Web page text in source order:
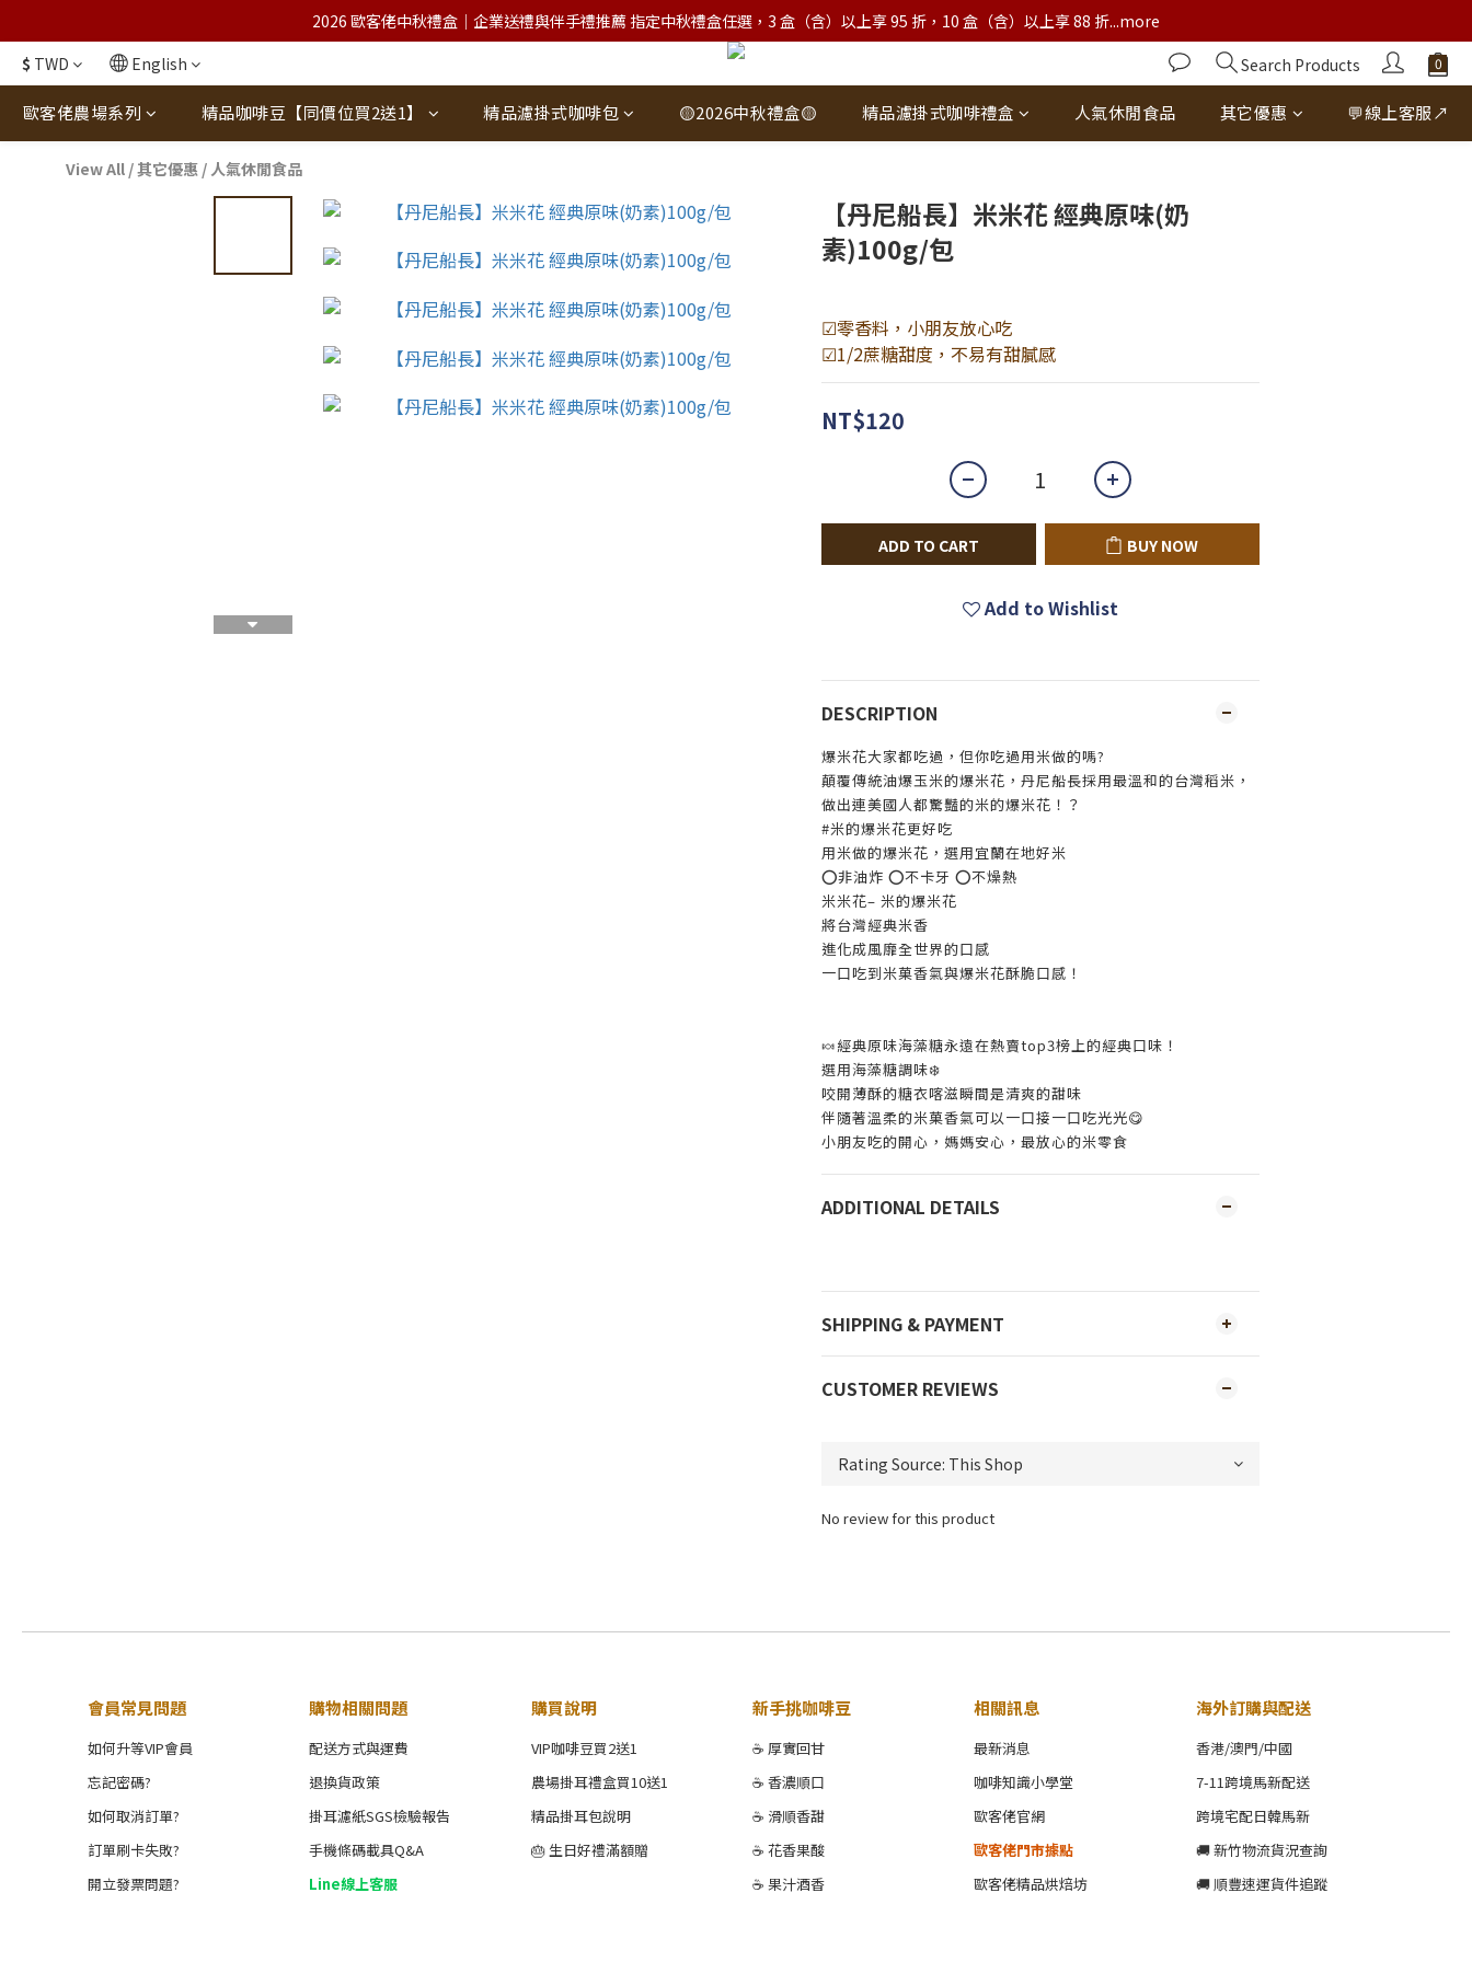
2026 歐客佬中秋禮盒｜企業送禮與伴手禮推薦 指定中秋禮盒任選，3 盒（含）以上享 95 折，10 盒（含）以上享 88 折...more
$ TWD English Search Products
歐客佬農場系列 精品咖啡豆【同價位買2送1】 精品濾掛式咖啡包 🟡2026中秋禮盒🟡 精品濾掛式咖啡禮盒 人氣休閒食品 其它優惠 💬線上客服↗
View All /其它優惠 / 人氣休閒食品
【丹尼船長】米米花 經典原味(奶
素)100g/包
☑零香料，小朋友放心吃
☑1/2蔗糖甜度，不易有甜膩感
NT$120
ADD TO CART BUY NOW
Add to Wishlist
DESCRIPTION
爆米花大家都吃過，但你吃過用米做的嗎?
顛覆傳統油爆玉米的爆米花，丹尼船長採用最溫和的台灣稻米，
做出連美國人都驚豔的米的爆米花！？
#米的爆米花更好吃
用米做的爆米花，選用宜蘭在地好米
⭕️非油炸 ⭕️不卡牙 ⭕️不燥熱
米米花– 米的爆米花
將台灣經典米香
進化成風靡全世界的口感
一口吃到米菓香氣與爆米花酥脆口感！
🍬經典原味海藻糖永遠在熱賣top3榜上的經典口味！
選用海藻糖調味❄️
咬開薄酥的糖衣喀滋瞬間是清爽的甜味
伴隨著溫柔的米菓香氣可以一口接一口吃光光😋
小朋友吃的開心，媽媽安心，最放心的米零食
ADDITIONAL DETAILS
SHIPPING & PAYMENT
CUSTOMER REVIEWS
No review for this product
會員常見問題
如何升等VIP會員
忘記密碼?
如何取消訂單?
訂單刷卡失敗?
開立發票問題?
購物相關問題
配送方式與運費
退換貨政策
掛耳濾紙SGS檢驗報告
手機條碼載具Q&A
Line線上客服
購買說明
VIP咖啡豆買2送1
農場掛耳禮盒買10送1
精品掛耳包說明
🎂 生日好禮滿額贈
新手挑咖啡豆
☕ 厚實回甘
☕ 香濃順口
☕ 滑順香甜
☕ 花香果酸
☕ 果汁酒香
相關訊息
最新消息
咖啡知識小學堂
歐客佬官網
歐客佬門市據點
歐客佬精品烘焙坊
海外訂購與配送
香港/澳門/中國
7-11跨境馬新配送
跨境宅配日韓馬新
🚚 新竹物流貨況查詢
🚚 順豐速運貨件追蹤